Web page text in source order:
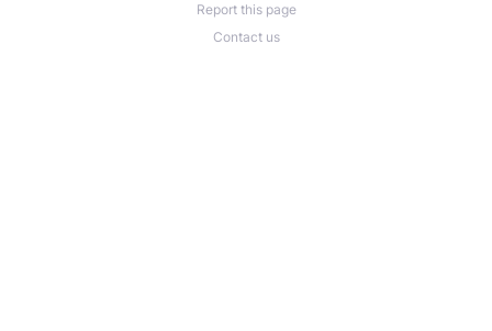
Report this page
Contact us